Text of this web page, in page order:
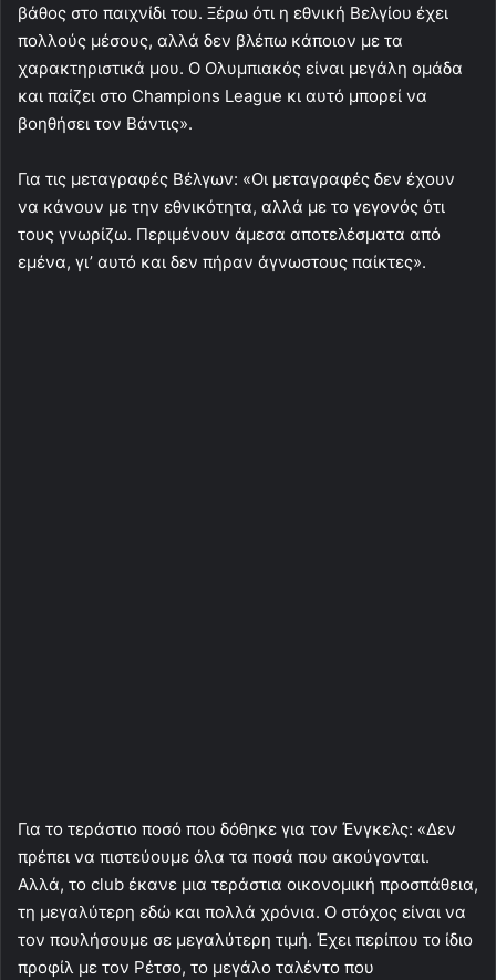
βάθος στο παιχνίδι του. Ξέρω ότι η εθνική Βελγίου έχει
πολλούς μέσους, αλλά δεν βλέπω κάποιον με τα
χαρακτηριστικά μου. Ο Ολυμπιακός είναι μεγάλη ομάδα
και παίζει στο Champions League κι αυτό μπορεί να
βοηθήσει τον Βάντις».
Για τις μεταγραφές Βέλγων: «Οι μεταγραφές δεν έχουν
να κάνουν με την εθνικότητα, αλλά με το γεγονός ότι
τους γνωρίζω. Περιμένουν άμεσα αποτελέσματα από
εμένα, γι’ αυτό και δεν πήραν άγνωστους παίκτες».
Για το τεράστιο ποσό που δόθηκε για τον Ένγκελς: «Δεν
πρέπει να πιστεύουμε όλα τα ποσά που ακούγονται.
Αλλά, το club έκανε μια τεράστια οικονομική προσπάθεια,
τη μεγαλύτερη εδώ και πολλά χρόνια. Ο στόχος είναι να
τον πουλήσουμε σε μεγαλύτερη τιμή. Έχει περίπου το ίδιο
προφίλ με τον Ρέτσο, το μεγάλο ταλέντο που